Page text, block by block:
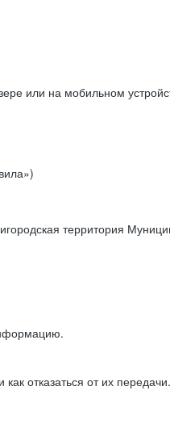
или на мобильном
территория
отказаться от их передачи.